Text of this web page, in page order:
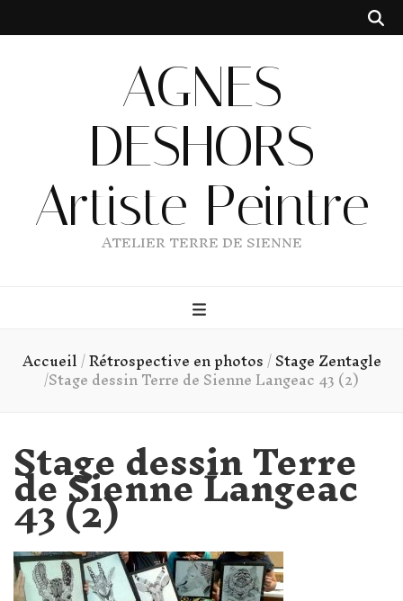
AGNES
DESHORS
Artiste Peintre
ATELIER TERRE DE SIENNE
Accueil/Rétrospective en photos/Stage Zentagle
/Stage dessin Terre de Sienne Langeac 43 (2)
Stage dessin Terre
de Sienne Langeac
43 (2)